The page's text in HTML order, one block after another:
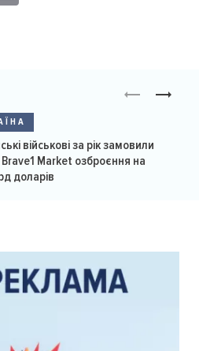
військові за рік замовили
Market озброєння на
доларів